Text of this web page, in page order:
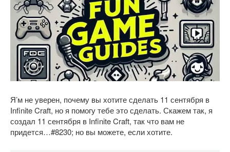
Я’м не уверен, почему вы хотите сделать 11 сентября в
Infinite Craft, но я помогу тебе это сделать. Скажем так, я
создал 11 сентября в Infinite Craft, так что вам не
придется…#8230; но вы можете, если хотите.